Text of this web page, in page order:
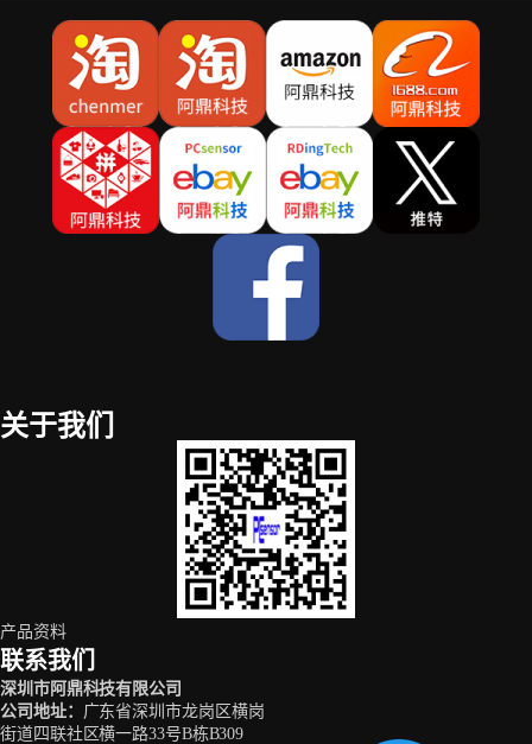
关于我们
产品资料
联系我们
深圳市阿鼎科技有限公司
公司地址：
广东省深圳市龙岗区横岗
街道四联社区横一路33号B栋B309